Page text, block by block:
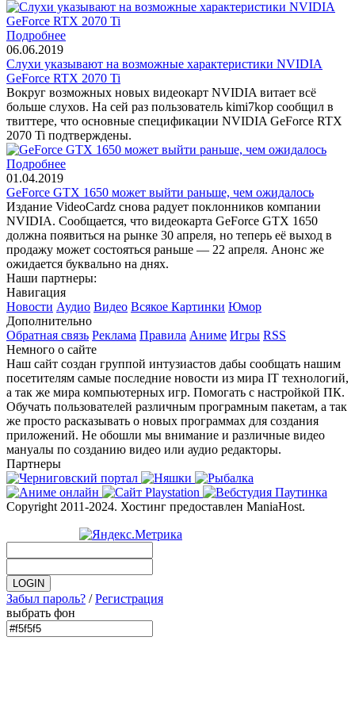
Подробнее
06.06.2019
Слухи указывают на возможные характеристики NVIDIA
GeForce RTX 2070 Ti
Вокруг возможных новых видеокарт NVIDIA витает всё
больше слухов. На сей раз пользователь kimi7kop сообщил в
твиттере, что основные спецификации NVIDIA GeForce RTX
2070 Ti подтверждены.
Подробнее
01.04.2019
GeForce GTX 1650 может выйти раньше, чем ожидалось
Издание VideoCardz снова радует поклонников компании
NVIDIA. Сообщается, что видеокарта GeForce GTX 1650
должна появиться на рынке 30 апреля, но теперь её выход в
продажу может состояться раньше — 22 апреля. Анонс же
ожидается буквально на днях.
Наши партнеры:
Навигация
Новости Аудио Видео Всякое Картинки Юмор
Дополнительно
Обратная связь Реклама Правила Аниме Игры RSS
Немного о сайте
Наш сайт создан группой интузиастов дабы сообщать нашим
посетителям самые последние новости из мира IT технологий,
а так же мира компьютерных игр. Помогать с настройкой ПК.
Обучать пользователей различным програмным пакетам, а так
же просто расказывать о новых программах для создания
приложений. Не обошли мы внимание и различные видео
мануалы по созданию видео или аудио редакторы.
Партнеры
Copyright 2011-2024. Хостинг предоставлен ManiaHost.
Забыл пароль? /Регистрация
выбрать фон